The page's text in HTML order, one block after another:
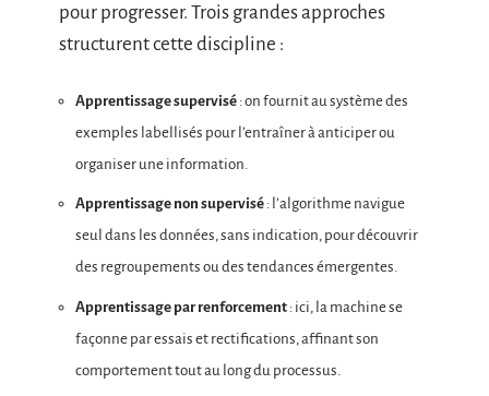
pour progresser. Trois grandes approches
structurent cette discipline :
Apprentissage supervisé : on fournit au système des
exemples labellisés pour l’entraîner à anticiper ou
organiser une information.
Apprentissage non supervisé : l’algorithme navigue
seul dans les données, sans indication, pour découvrir
des regroupements ou des tendances émergentes.
Apprentissage par renforcement : ici, la machine se
façonne par essais et rectifications, affinant son
comportement tout au long du processus.